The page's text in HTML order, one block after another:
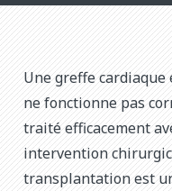
Une greffe
ne fonctionne pas
traité efficacement
intervention
transplantation est